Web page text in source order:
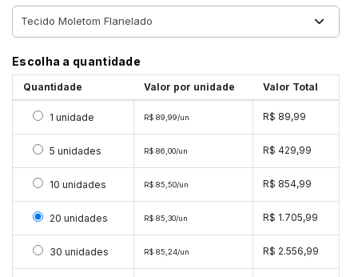
Escolha a quantidade
Quantidade Valor por unidade Valor Total
Selecionar 1 unidade
1 unidade R$ 89,99/un R$ 89,99
Selecionar 5 unidades
5 unidades R$ 86,00/un R$ 429,99
Selecionar 10 unidades
10 unidades R$ 85,50/un R$ 854,99
Selecionar 20 unidades
20 unidades R$ 85,30/un R$ 1.705,99
Selecionar 30 unidades
30 unidades R$ 85,24/un R$ 2.556,99